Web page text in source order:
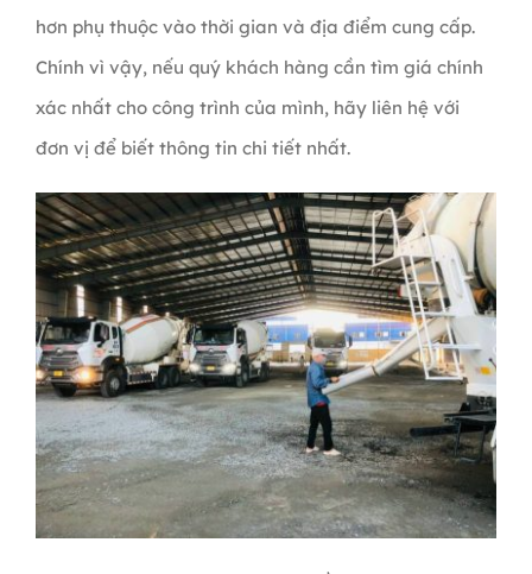
hơn phụ thuộc vào thời gian và địa điểm cung cấp.
Chính vì vậy, nếu quý khách hàng cần tìm giá chính
xác nhất cho công trình của mình, hãy liên hệ với
đơn vị để biết thông tin chi tiết nhất.